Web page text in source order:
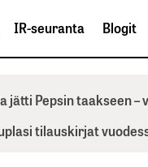
IR-seuranta Blogit
jätti Pepsin taakseen
tilauskirjat